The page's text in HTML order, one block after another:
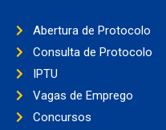
Abertura de Protocolo
Consulta de Protocolo
IPTU
Vagas de Emprego
Concursos